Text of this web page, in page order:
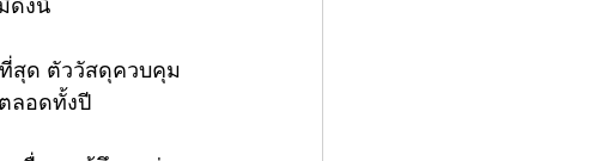
ดังนี้
สุด ตัววัสดุควบคุม
ลอดทั้งปี